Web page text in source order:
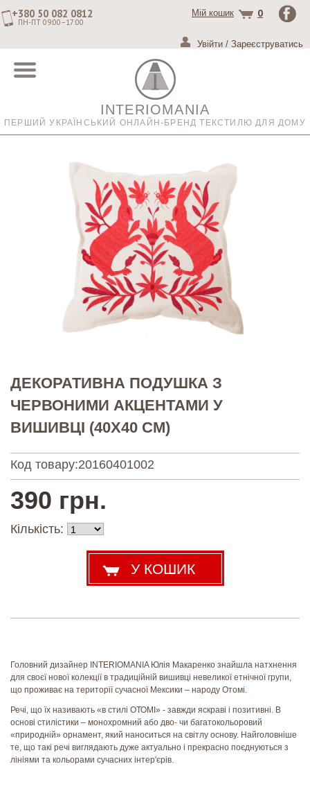
+380 50 082 0812
ПН-ПТ 09:00–17:00
Мій кошик 0
Увійти / Зареєструватись
INTERIOMANIA
ПЕРШИЙ УКРАЇНСЬКИЙ ОНЛАЙН-БРЕНД ТЕКСТИЛЮ ДЛЯ ДОМУ
ДЕКОРАТИВНА ПОДУШКА З
ЧЕРВОНИМИ АКЦЕНТАМИ У
ВИШИВЦІ (40Х40 СМ)
Код товару:20160401002
390 грн.
Кількість:
Головний дизайнер INTERIOMANIA Юлія Макаренко знайшла натхнення
для своєї нової колекції в традиційній вишивці невеликої етнічної групи,
що проживає на території сучасної Мексики – народу Отомі.
Речі, що їх називають «в стилі ОТОМІ» - завжди яскраві і позитивні. В
основі стилістики – монохромний або дво- чи багатокольоровий
«природній» орнамент, який наноситься на світлу основу. Найголовніше
те, що такі речі виглядають дуже актуально і прекрасно поєднуються з
лініями та кольорами сучасних інтер'єрів.